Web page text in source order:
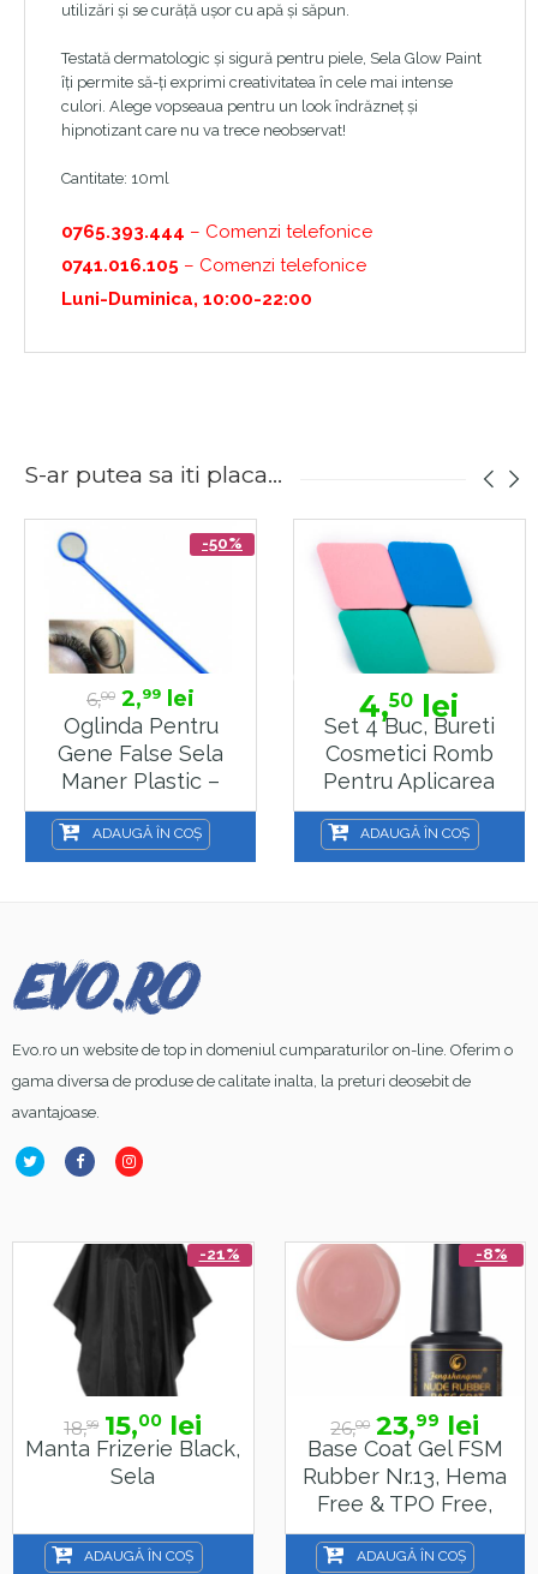
utilizări și se curăță ușor cu apă și săpun.
Testată dermatologic și sigură pentru piele, Sela Glow Paint
îți permite să-ți exprimi creativitatea în cele mai intense
culori. Alege vopseaua pentru un look îndrăzneț și
hipnotizant care nu va trece neobservat!
Cantitate: 10ml
0765.393.444 – Comenzi telefonice
0741.016.105 – Comenzi telefonice
Luni-Duminica, 10:00-22:00
S-ar putea sa iti placa...
-50%
6,00 2,99 lei
Oglinda Pentru
Gene False Sela
Maner Plastic –
OGF-01
ADAUGĂ ÎN COȘ
4,50 lei
Set 4 Buc, Bureti
Cosmetici Romb
Pentru Aplicarea
Pudrei Si A
Iluminatorului MU8
ADAUGĂ ÎN COȘ
Evo.ro un website de top in domeniul cumparaturilor on-line. Oferim o
gama diversa de produse de calitate inalta, la preturi deosebit de
avantajoase.
-21%
18,99 15,00 lei
Manta Frizerie Black,
Sela
ADAUGĂ ÎN COȘ
-8%
26,00 23,99 lei
Base Coat Gel FSM
Rubber Nr.13, Hema
Free & TPO Free,
15ml
ADAUGĂ ÎN COȘ